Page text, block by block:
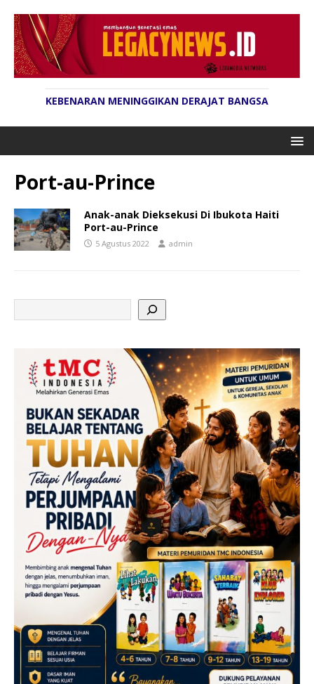
KEBENARAN MENINGGIKAN DERAJAT BANGSA
Port-au-Prince
Anak-anak Dieksekusi Di Ibukota Haiti
Port-au-Prince
5 Agustus 2022 admin